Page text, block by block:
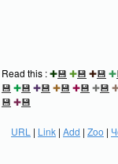
Read this :✚💾 ✚💾 ✚💾 ✚
💾 ✚💾 ✚💾 ✚💾 ✚💾 ✚💾
💾 ✚💾
URL | Link | Add | Zoo |